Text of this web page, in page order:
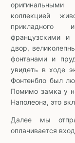
коллекцией
прикладного
французскими и
двор,
фонтанами и
увидеть в ходе
Фонтенбло был
Помимо замка у
Наполеона, это
Далее мы
оплачивается